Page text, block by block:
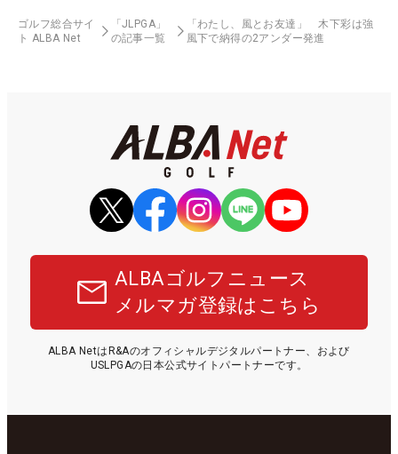
ゴルフ総合サイ
ト ALBA Net
「JLPGA」
の記事一覧
「わたし、風とお友達」 木下彩は強
風下で納得の2アンダー発進
ALBAゴルフニュース
メルマガ登録はこちら
ALBA NetはR&Aのオフィシャルデジタルパートナー、および
USLPGAの日本公式サイトパートナーです。